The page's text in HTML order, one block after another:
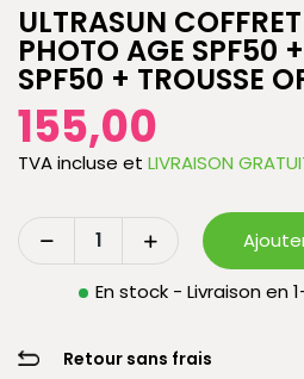
ULTRASUN
PHOTO AGE SPF50
SPF50 + TROUSSE
155,00
TVA incluse et LIVRAISON
En stock - Livraison en
Retour sans frais